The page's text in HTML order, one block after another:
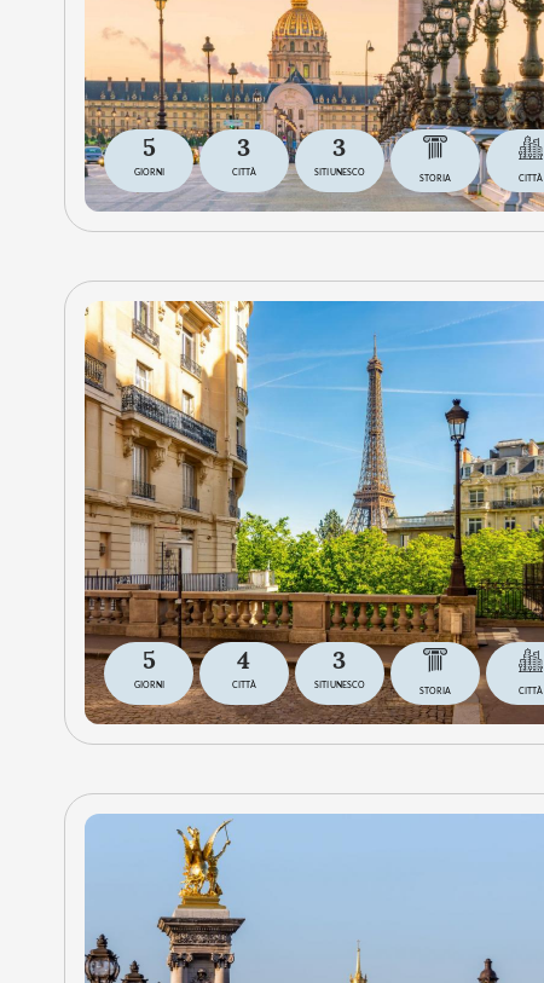
5
GIORNI
3
CITTÀ
3
SITI UNESCO
STORIA CITTÀ
5
GIORNI
4
CITTÀ
3
SITI UNESCO
STORIA CITTÀ